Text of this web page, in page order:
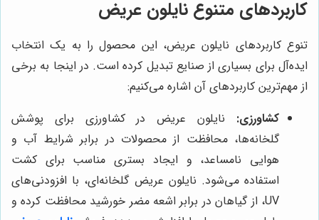
کاربردهای متنوع نایلون عریض
تنوع کاربردهای نایلون عریض، این محصول را به یک انتخاب
ایده‌آل برای بسیاری از صنایع تبدیل کرده است. در اینجا به برخی
از مهم‌ترین کاربردهای آن اشاره می‌کنیم:
کشاورزی: نایلون عریض در کشاورزی برای پوشش
گلخانه‌ها، محافظت از محصولات در برابر شرایط آب و
هوایی نامساعد، و ایجاد بستری مناسب برای کشت
استفاده می‌شود. نایلون عریض گلخانه‌ای، با افزودنی‌های
UV، از گیاهان در برابر اشعه مضر خورشید محافظت کرده و